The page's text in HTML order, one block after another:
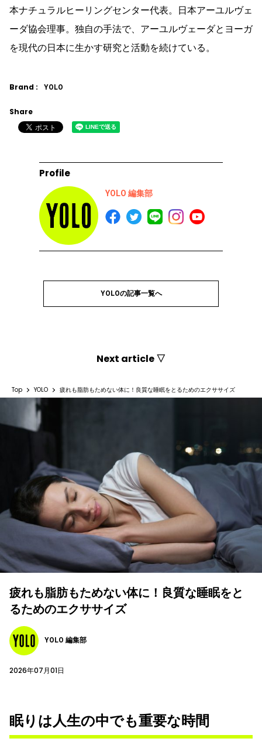
本ナチュラルヒーリングセンター代表。日本アーユルヴェ
ーダ協会理事。独自の手法で、アーユルヴェーダとヨーガ
を現代の日本に生かす研究と活動を続けている。
Brand : YOLO
Share
Profile
YOLO 編集部
YOLOの記事一覧へ
Next article ▽
Top YOLO 疲れも脂肪もためない体に！良質な睡眠をとるためのエクササイズ
疲れも脂肪もためない体に！良質な睡眠をと
るためのエクササイズ
YOLO 編集部
2026年07月01日
眠りは人生の中でも重要な時間